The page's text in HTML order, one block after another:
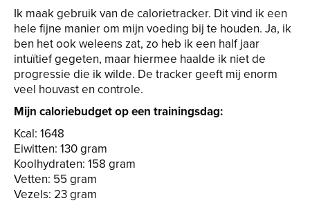
Ik maak gebruik van de calorietracker. Dit vind ik een
hele fijne manier om mijn voeding bij te houden. Ja, ik
ben het ook weleens zat, zo heb ik een half jaar
intuïtief gegeten, maar hiermee haalde ik niet de
progressie die ik wilde. De tracker geeft mij enorm
veel houvast en controle.
Mijn caloriebudget op een trainingsdag:
Kcal: 1648
Eiwitten: 130 gram
Koolhydraten: 158 gram
Vetten: 55 gram
Vezels: 23 gram